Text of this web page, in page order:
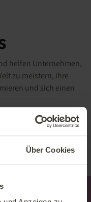
Über Cookies
helfen Unternehmen,
zu meistern, ihre
und sich einen